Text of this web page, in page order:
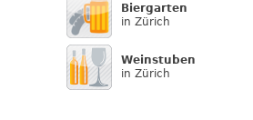
Biergarten
in Zürich
Weinstuben
in Zürich